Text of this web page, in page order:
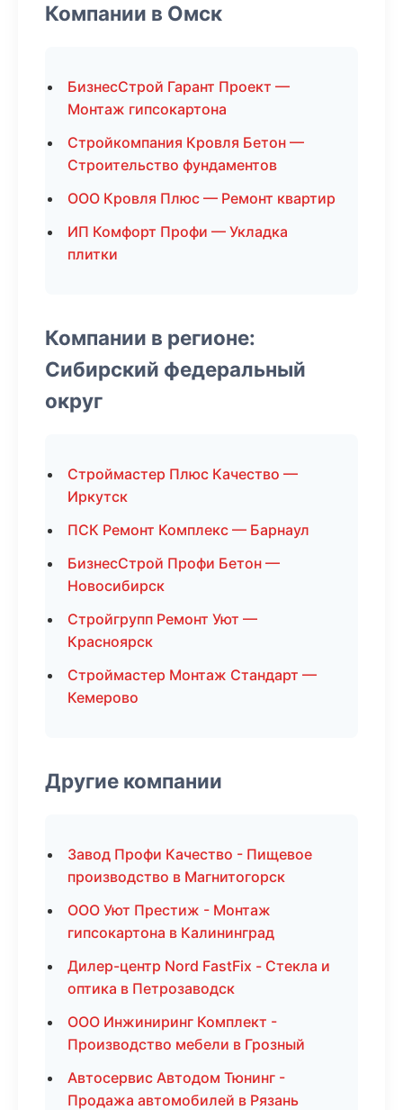
Компании в Омск
БизнесСтрой Гарант Проект —
Монтаж гипсокартона
Стройкомпания Кровля Бетон —
Строительство фундаментов
ООО Кровля Плюс — Ремонт квартир
ИП Комфорт Профи — Укладка
плитки
Компании в регионе:
Сибирский федеральный
округ
Строймастер Плюс Качество —
Иркутск
ПСК Ремонт Комплекс — Барнаул
БизнесСтрой Профи Бетон —
Новосибирск
Стройгрупп Ремонт Уют —
Красноярск
Строймастер Монтаж Стандарт —
Кемерово
Другие компании
Завод Профи Качество - Пищевое
производство в Магнитогорск
ООО Уют Престиж - Монтаж
гипсокартона в Калининград
Дилер-центр Nord FastFix - Стекла и
оптика в Петрозаводск
ООО Инжиниринг Комплект -
Производство мебели в Грозный
Автосервис Автодом Тюнинг -
Продажа автомобилей в Рязань